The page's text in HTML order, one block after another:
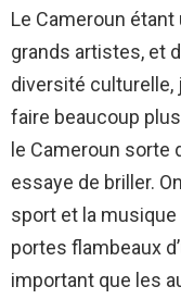
Le Cameroun
grands artistes, et
diversité culturelle,
faire beaucoup
le Cameroun sorte
essaye de briller.
sport et la
portes flambeaux
important que les